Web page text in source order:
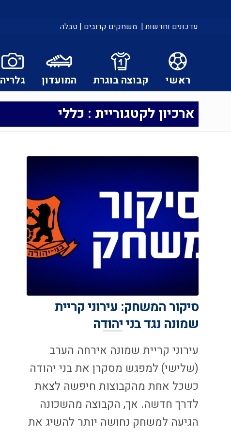
עדכונים וחדשות | משחקים קרובים | טבלה
ראשי קבוצה בוגרת המועדון גלריה
ארכיון לקטגוריית : כללי
סיקור המשחק: עירוני קריית
שמונה נגד בני יהודה
עירוני קריית שמונה אירחה הערב
(שלישי) למפגש מסקרן את בני יהודה
כשכל אחת מהקבוצות חיפשה לצאת
לדרך חדשה. אך, הקבוצה מהשכונה
הגיעה למשחק נחושה יותר להשיג את